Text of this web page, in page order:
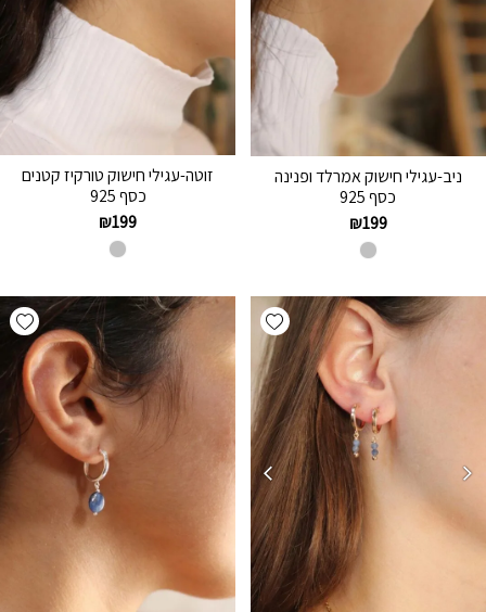
ניב-עגילי חישוק אמרלד ופנינה
כסף 925
₪199
זוטה-עגילי חישוק טורקיז קטנים
כסף 925
₪199
Add wishlist